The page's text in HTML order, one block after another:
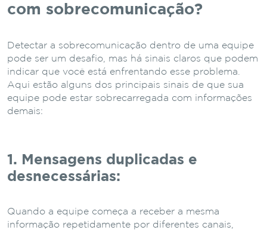
com sobrecomunicação?
Detectar a sobrecomunicação dentro de uma equipe
pode ser um desafio, mas há sinais claros que podem
indicar que você está enfrentando esse problema.
Aqui estão alguns dos principais sinais de que sua
equipe pode estar sobrecarregada com informações
demais:
1. Mensagens duplicadas e
desnecessárias:
Quando a equipe começa a receber a mesma
informação repetidamente por diferentes canais,